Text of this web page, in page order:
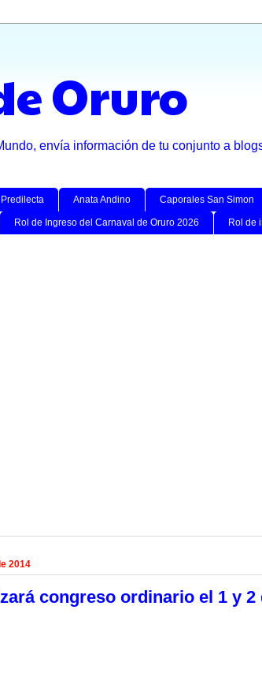
Oruro
envía información de tu conjunto a
Predilecta Anata Andino Caporales San Simon
Rol de Ingreso del Carnaval de Oruro 2026 Rol de
2014
congreso ordinario el 1 y 2